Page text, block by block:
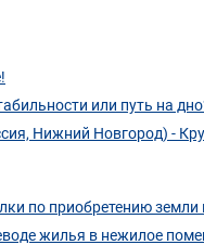
или путь на
Нижний Новгород) -
по приобретению земли
жилья в нежилое